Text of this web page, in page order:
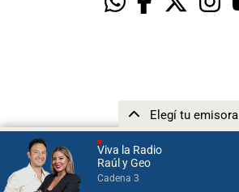
Viva la Radio
Raúl y Geo
Cadena 3
Elegí tu emisora